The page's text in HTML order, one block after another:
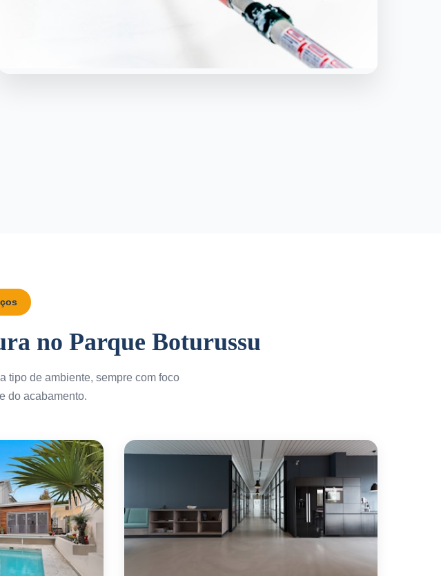
no Parque Boturussu
tipo de ambiente, sempre com foco
do acabamento.